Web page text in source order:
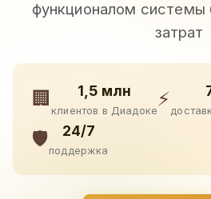
функционалом системы
затрат
🏢 1,5 млн
клиентов в Диадоке
⚡
🛡️ 24/7
поддержка